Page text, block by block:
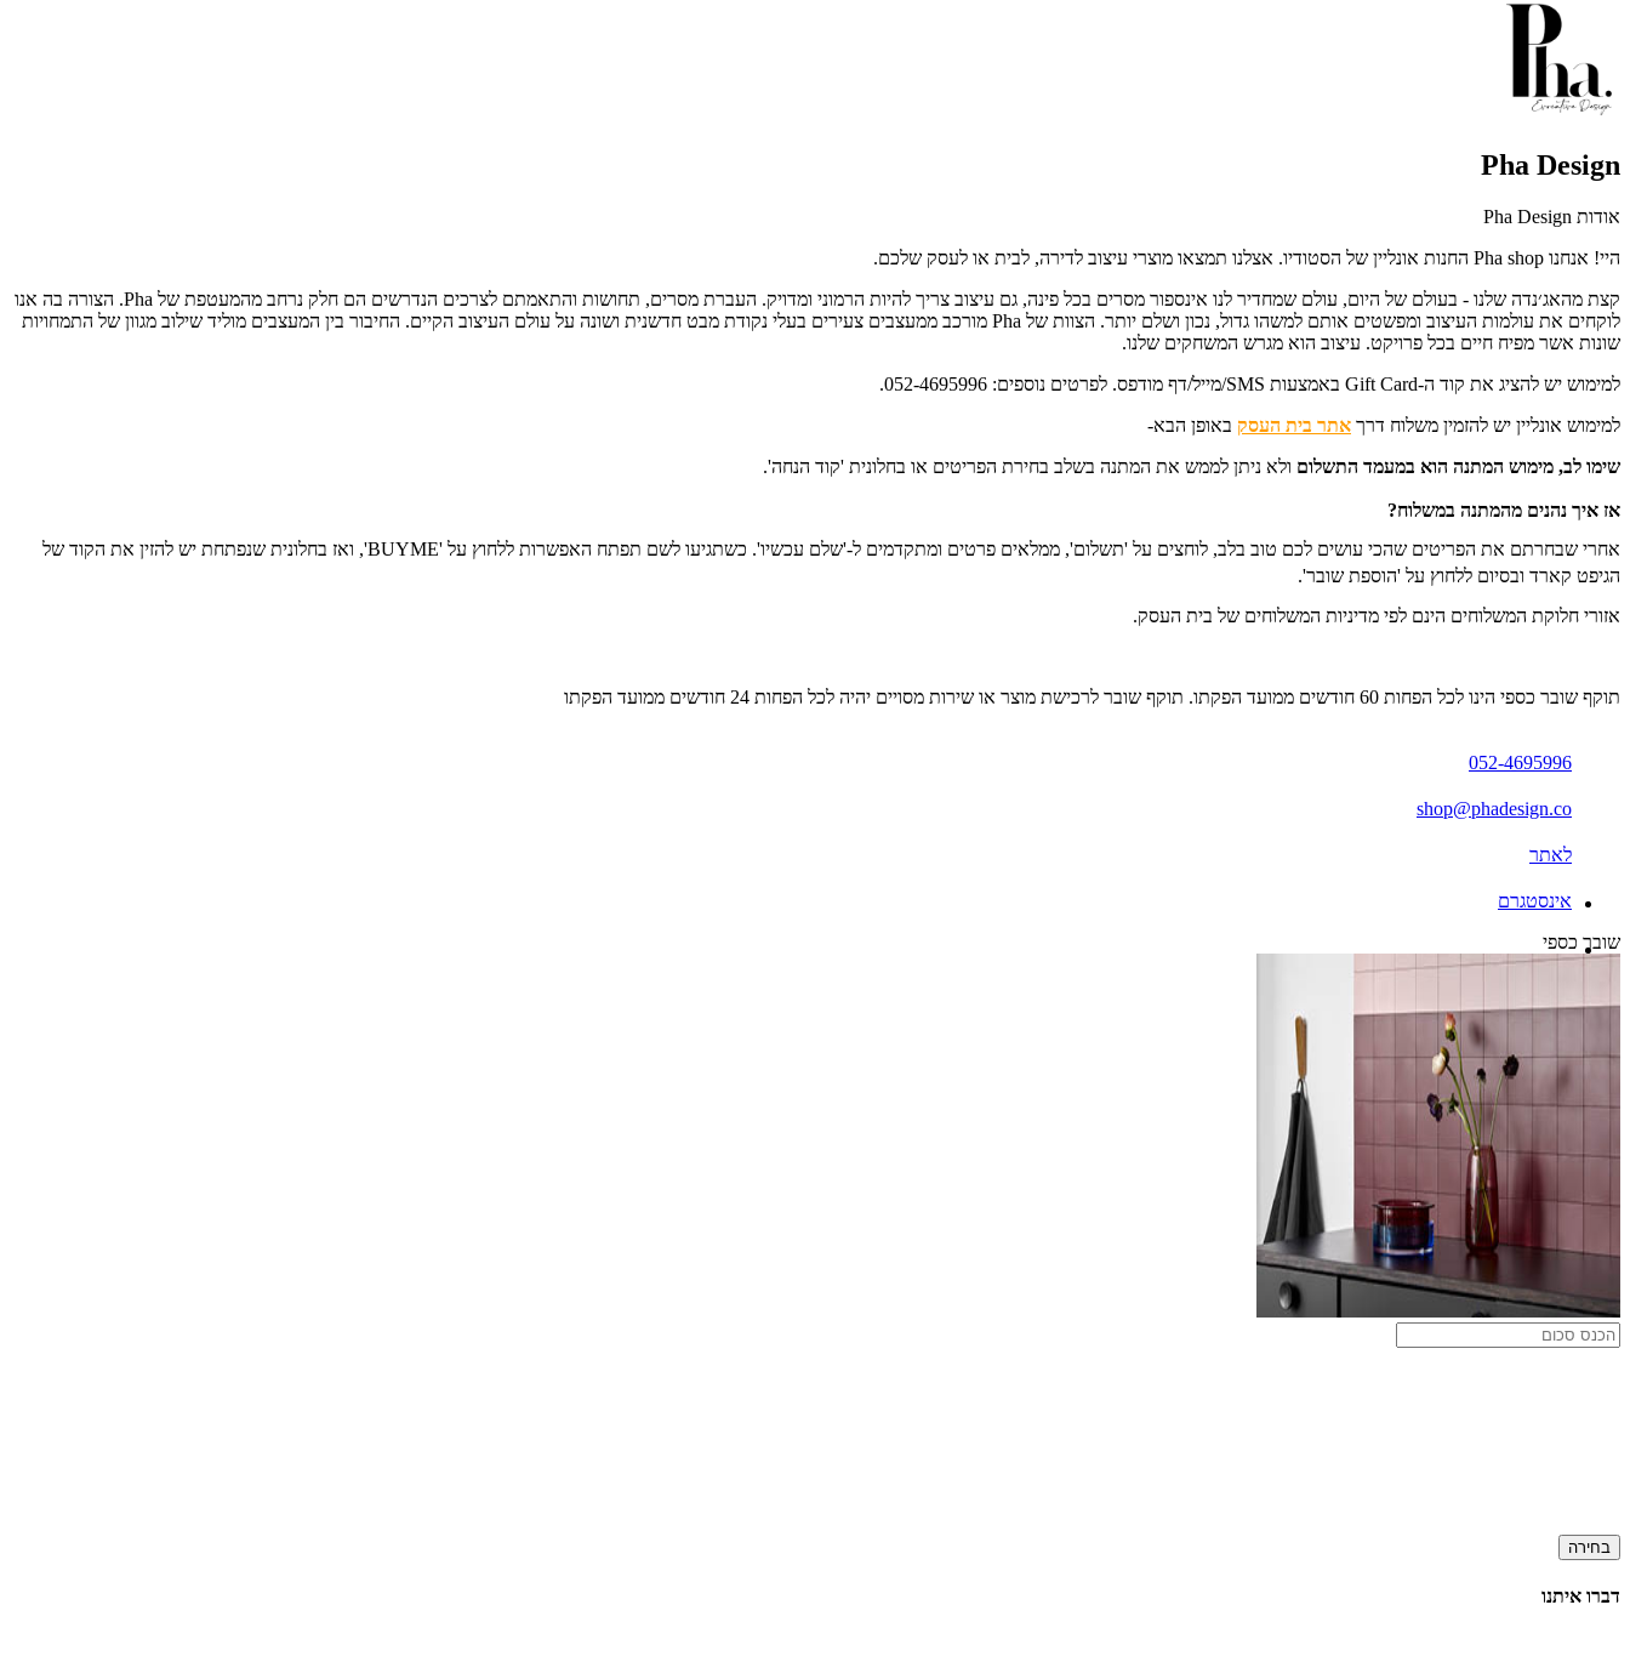
Pha Design
אודות Pha Design
היי! אנחנו Pha shop החנות אונליין של הסטודיו. אצלנו תמצאו מוצרי עיצוב לדירה, לבית או לעסק שלכם.
קצת מהאג׳נדה שלנו - בעולם של היום, עולם שמחדיר לנו אינספור מסרים בכל פינה, גם עיצוב צריך להיות הרמוני ומדויק. העברת מסרים, תחושות והתאמתם לצרכים הנדרשים הם חלק נרחב מהמעטפת של Pha. הצורה בה אנו
לוקחים את עולמות העיצוב ומפשטים אותם למשהו גדול, נכון ושלם יותר. הצוות של Pha מורכב ממעצבים צעירים בעלי נקודת מבט חדשנית ושונה על עולם העיצוב הקיים. החיבור בין המעצבים מוליד שילוב מגוון של התמחויות
שונות אשר מפיח חיים בכל פרויקט. עיצוב הוא מגרש המשחקים שלנו.
למימוש יש להציג את קוד ה-Gift Card באמצעות SMS/מייל/דף מודפס. לפרטים נוספים: 052-4695996.
למימוש אונליין יש להזמין משלוח דרך אתר בית העסק באופן הבא-
שימו לב, מימוש המתנה הוא במעמד התשלום ולא ניתן לממש את המתנה בשלב בחירת הפריטים או בחלונית 'קוד הנחה'.
אז איך נהנים מהמתנה במשלוח?
אחרי שבחרתם את הפריטים שהכי עושים לכם טוב בלב, לוחצים על 'תשלום', ממלאים פרטים ומתקדמים ל-'שלם עכשיו'. כשתגיעו לשם תפתח האפשרות ללחוץ על 'BUYME', ואז בחלונית שנפתחת יש להזין את הקוד של
הגיפט קארד ובסיום ללחוץ על 'הוספת שובר'.
אזורי חלוקת המשלוחים הינם לפי מדיניות המשלוחים של בית העסק.
תוקף שובר כספי הינו לכל הפחות 60 חודשים ממועד הפקתו. תוקף שובר לרכישת מוצר או שירות מסויים יהיה לכל הפחות 24 חודשים ממועד הפקתו
052-4695996
shop@phadesign.co
לאתר
אינסטגרם
שובר כספי
בחירה
דברו איתנו